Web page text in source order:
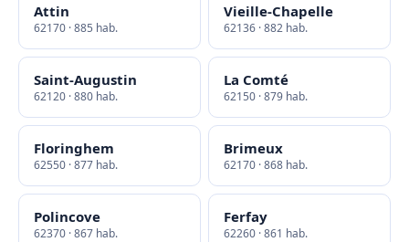
Attin
62170 · 885 hab.
Vieille-Chapelle
62136 · 882 hab.
Saint-Augustin
62120 · 880 hab.
La Comté
62150 · 879 hab.
Floringhem
62550 · 877 hab.
Brimeux
62170 · 868 hab.
Polincove
62370 · 867 hab.
Ferfay
62260 · 861 hab.